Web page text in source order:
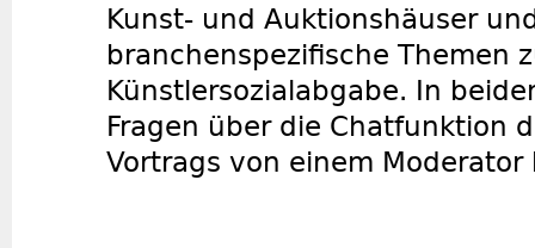
Kunst- und Auktionshäuser
branchenspezifische Themen
Künstlersozialabgabe. In
Fragen über die Chatfunktion
Vortrags von einem